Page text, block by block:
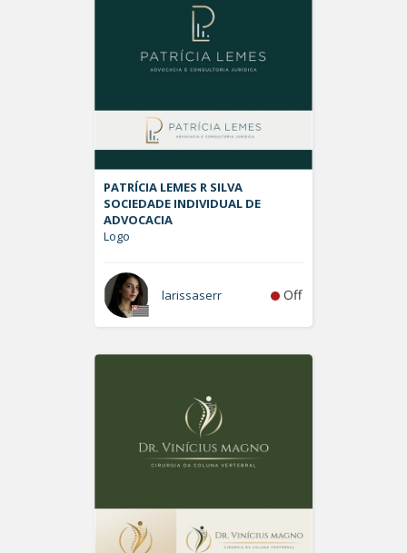
PATRÍCIA LEMES R SILVA
SOCIEDADE INDIVIDUAL DE
ADVOCACIA
Logo
larissaserr Off